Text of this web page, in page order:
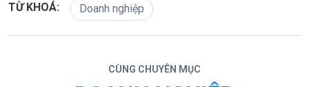
TỪ KHOÁ: Doanh nghiệp
CÙNG CHUYÊN MỤC